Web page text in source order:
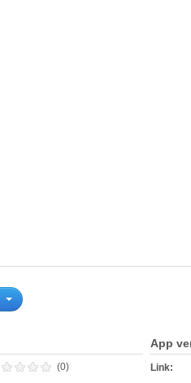
(0)
App
Link: